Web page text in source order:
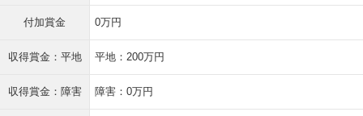
付加賞金 0万円
収得賞金：平地 平地：200万円
収得賞金：障害 障害：0万円